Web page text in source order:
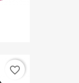
favorite_border